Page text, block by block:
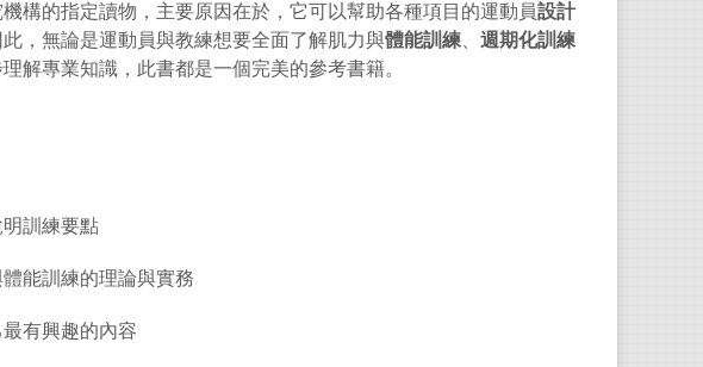
構的指定讀物，主要原因在於，它可以幫助各種項目的運動員設計
，無論是運動員與教練想要全面了解肌力與體能訓練
週期化訓練
解專業知識，此書都是一個完美的參考書籍。
訓練要點
能訓練的理論與實務
有興趣的內容